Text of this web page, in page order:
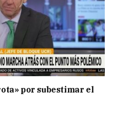
por subestimar el